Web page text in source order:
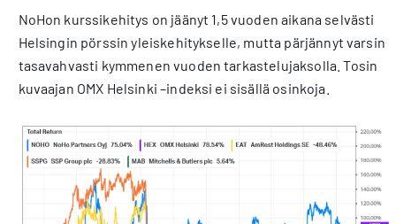
NoHon kurssikehitys on jäänyt 1,5 vuoden aikana selvästi
Helsingin pörssin yleiskehitykselle, mutta pärjännyt varsin
tasavahvasti kymmenen vuoden tarkastelujaksolla. Tosin
kuvaajan OMX Helsinki –indeksi ei sisällä osinkoja.